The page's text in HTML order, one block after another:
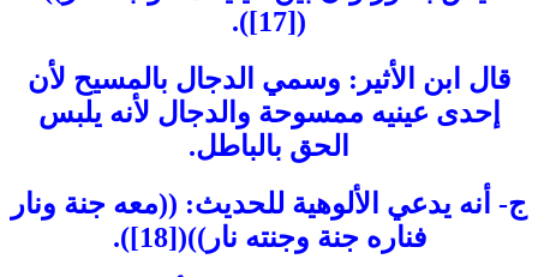
([17]).
قال ابن الأثير: وسمي الدجال بالمسيح لأن
إحدى عينيه ممسوحة والدجال لأنه يلبس
الحق بالباطل.
ج- أنه يدعي الألوهية للحديث: ((معه جنة ونار
فناره جنة وجنته نار))([18]).